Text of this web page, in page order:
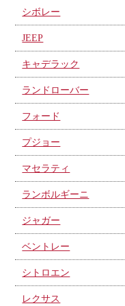
シボレー
JEEP
キャデラック
ランドローバー
フォード
プジョー
マセラティ
ランボルギーニ
ジャガー
ベントレー
シトロエン
レクサス